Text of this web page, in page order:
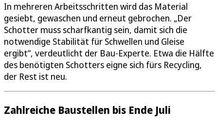
In mehreren Arbeitsschritten wird das Material
gesiebt, gewaschen und erneut gebrochen. „Der
Schotter muss scharfkantig sein, damit sich die
notwendige Stabilität für Schwellen und Gleise
ergibt“, verdeutlicht der Bau-Experte. Etwa die Hälfte
des benötigten Schotters eigne sich fürs Recycling,
der Rest ist neu.
Zahlreiche Baustellen bis Ende Juli